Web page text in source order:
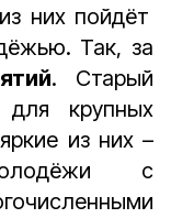
них пойдёт
Так, за
. Старый
крупных
из них –
с